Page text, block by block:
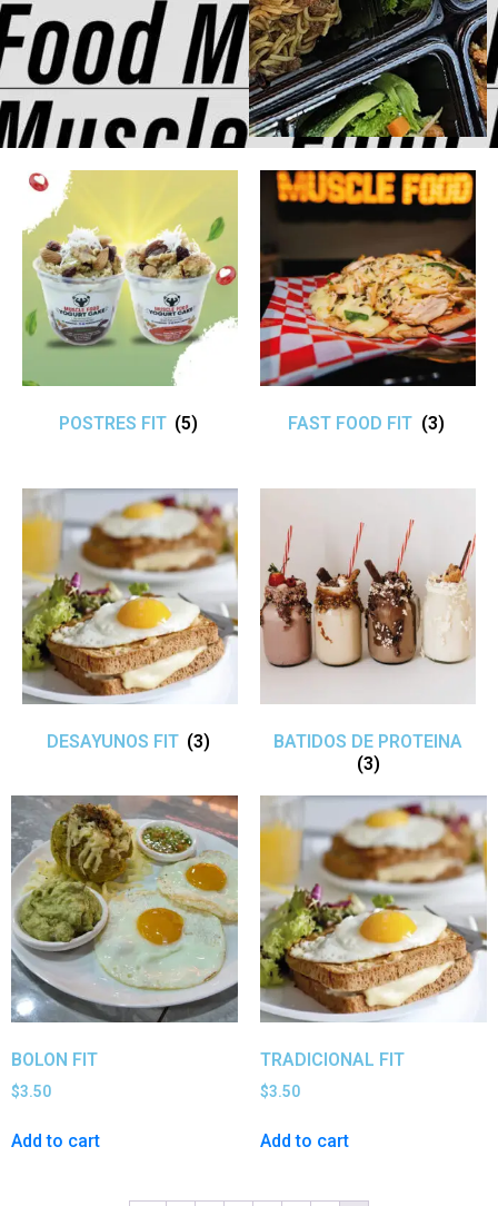
POSTRES FIT (5) FAST FOOD FIT (3)
DESAYUNOS FIT (3)
BATIDOS DE PROTEINA
(3)
BOLON FIT
$3.50
Add to cart
TRADICIONAL FIT
$3.50
Add to cart